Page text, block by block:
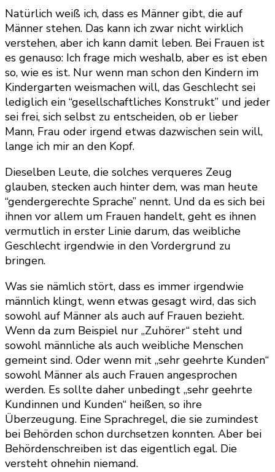
Natürlich weiß ich, dass es Männer gibt, die auf
Männer stehen. Das kann ich zwar nicht wirklich
verstehen, aber ich kann damit leben. Bei Frauen ist
es genauso: Ich frage mich weshalb, aber es ist eben
so, wie es ist. Nur wenn man schon den Kindern im
Kindergarten weismachen will, das Geschlecht sei
lediglich ein “gesellschaftliches Konstrukt” und jeder
sei frei, sich selbst zu entscheiden, ob er lieber
Mann, Frau oder irgend etwas dazwischen sein will,
lange ich mir an den Kopf.
Dieselben Leute, die solches verqueres Zeug
glauben, stecken auch hinter dem, was man heute
“gendergerechte Sprache” nennt. Und da es sich bei
ihnen vor allem um Frauen handelt, geht es ihnen
vermutlich in erster Linie darum, das weibliche
Geschlecht irgendwie in den Vordergrund zu
bringen.
Was sie nämlich stört, dass es immer irgendwie
männlich klingt, wenn etwas gesagt wird, das sich
sowohl auf Männer als auch auf Frauen bezieht.
Wenn da zum Beispiel nur „Zuhörer“ steht und
sowohl männliche als auch weibliche Menschen
gemeint sind. Oder wenn mit „sehr geehrte Kunden“
sowohl Männer als auch Frauen angesprochen
werden. Es sollte daher unbedingt „sehr geehrte
Kundinnen und Kunden“ heißen, so ihre
Überzeugung. Eine Sprachregel, die sie zumindest
bei Behörden schon durchsetzen konnten. Aber bei
Behördenschreiben ist das eigentlich egal. Die
versteht ohnehin niemand.